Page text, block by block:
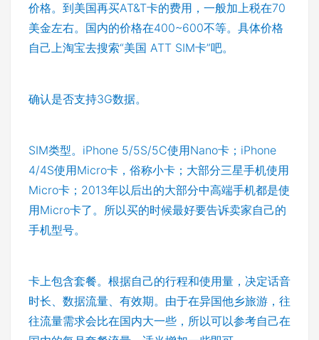
价格。到美国再买AT&T卡的费用，一般加上税在70
美金左右。国内的价格在400~600不等。具体价格
自己上淘宝去搜索“美国 ATT SIM卡”吧。
确认是否支持3G数据。
SIM类型。iPhone 5/5S/5C使用Nano卡；iPhone
4/4S使用Micro卡，俗称小卡；大部分三星手机使用
Micro卡；2013年以后出的大部分中高端手机都是使
用Micro卡了。所以买的时候最好要告诉卖家自己的
手机型号。
卡上包含套餐。根据自己的行程和使用量，决定话音
时长、数据流量、有效期。由于在异国他乡旅游，往
往流量需求会比在国内大一些，所以可以参考自己在